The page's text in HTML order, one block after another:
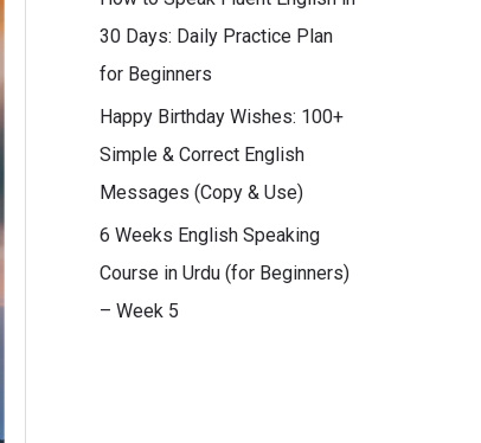
30 Days: Daily Practice Plan
for Beginners
Happy Birthday Wishes: 100+
Simple & Correct English
Messages (Copy & Use)
6 Weeks English Speaking
Course in Urdu (for Beginners)
– Week 5